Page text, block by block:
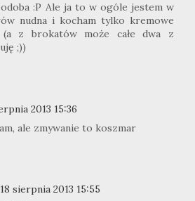
:P Ale ja to w ogóle jestem w
nudna i kocham tylko kremowe
(a z brokatów może całe dwa z
;))
2013 15:36
ale zmywanie to koszmar
18 sierpnia 2013 15:55